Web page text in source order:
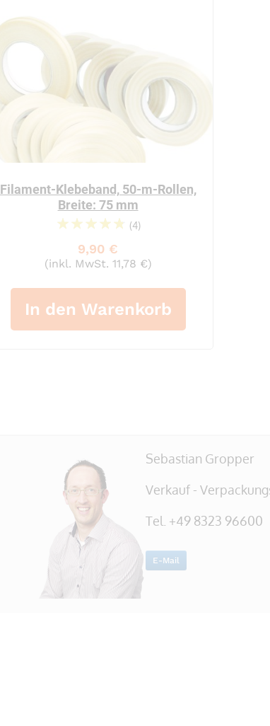
Filament-Klebeband, 50-m-Rollen,
Breite: 75 mm
99%
(4)
9,90 €
(inkl. MwSt. 11,78 €)
In den Warenkorb
Sebastian Gropper
Verkauf -
Tel. +49 8323 96600
E-Mail